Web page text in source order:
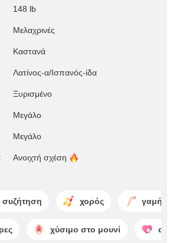
148 lb
Μελαχρινές
Καστανά
Λατίνος-α/Ισπανός-ίδα
Ξυρισμένο
Μεγάλο
Μεγάλο
Ανοιχτή σχέση
συζήτηση χορός γαμήσι
χύσιμο στο μουνί